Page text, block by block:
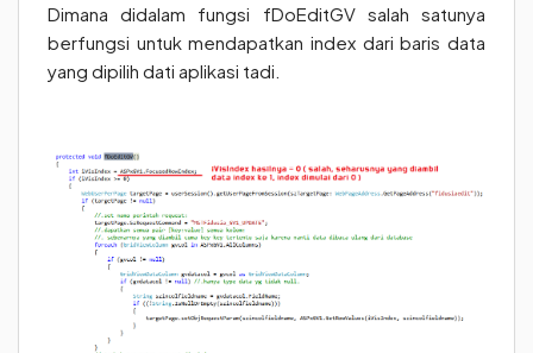
Dimana didalam fungsi fDoEditGV salah satunya
berfungsi untuk mendapatkan index dari baris data
yang dipilih dati aplikasi tadi.